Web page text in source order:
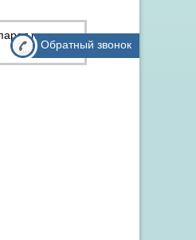
по
Обратный звонок